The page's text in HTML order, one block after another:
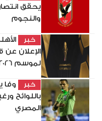
يحقق
والنجوم
خبر
الإعلان
لموسم 2026-2027
خبر
وفا
باللوائح
المصري